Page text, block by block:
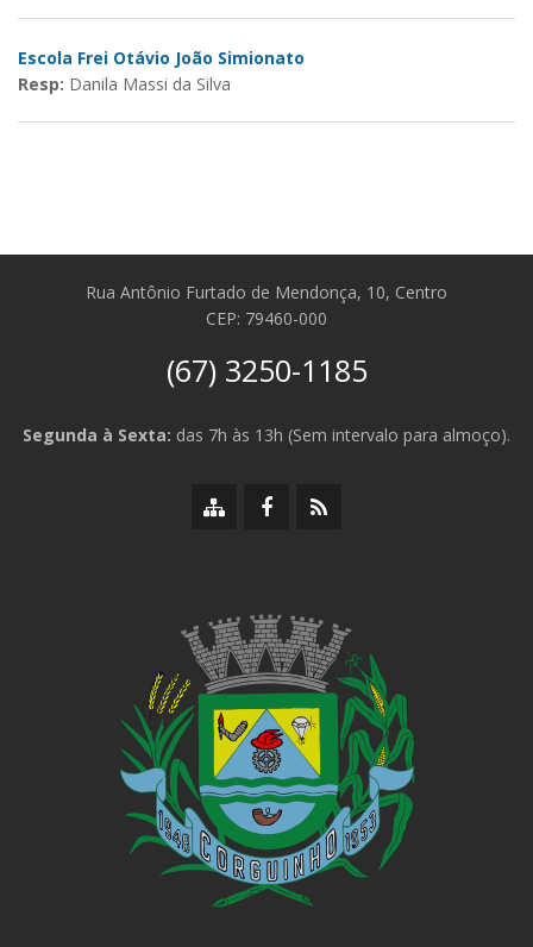
Escola Frei Otávio João Simionato
Resp: Danila Massi da Silva
Rua Antônio Furtado de Mendonça, 10, Centro
CEP: 79460-000
(67) 3250-1185
Segunda à Sexta: das 7h às 13h (Sem intervalo para almoço).
MapaFacebook
RSS